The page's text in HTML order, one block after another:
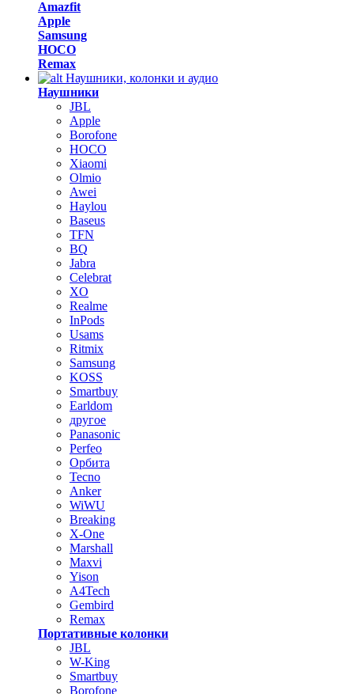
Amazfit
Apple
Samsung
HOCO
Remax
Наушники, колонки и аудио
Наушники
JBL
Apple
Borofone
HOCO
Xiaomi
Olmio
Awei
Haylou
Baseus
TFN
BQ
Jabra
Celebrat
XO
Realme
InPods
Usams
Ritmix
Samsung
KOSS
Smartbuy
Earldom
другое
Panasonic
Perfeo
Орбита
Tecno
Anker
WiWU
Breaking
X-One
Marshall
Maxvi
Yison
A4Tech
Gembird
Remax
Портативные колонки
JBL
W-King
Smartbuy
Borofone